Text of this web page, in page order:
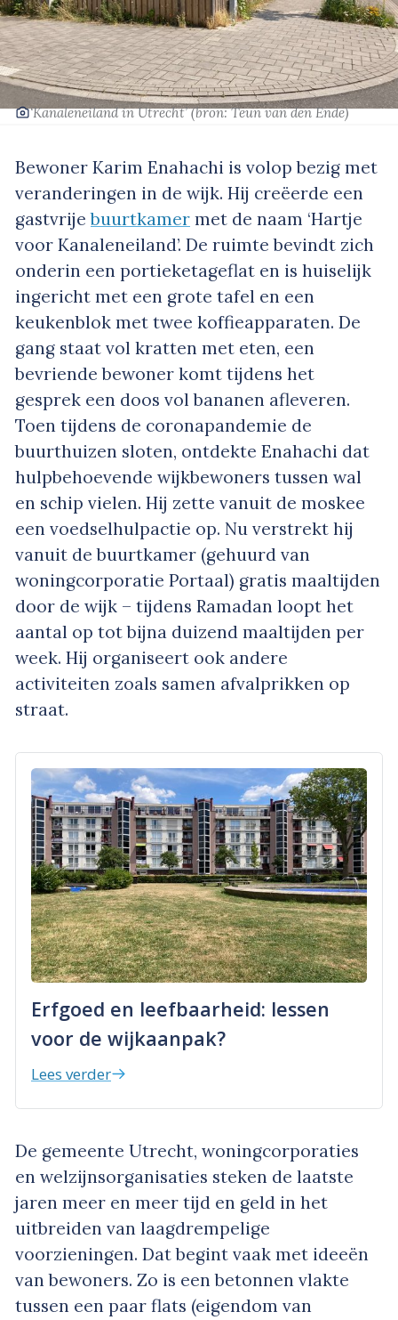
‘Kanaleneiland in Utrecht’(bron: Teun van den Ende)
Bewoner Karim Enahachi is volop bezig met
veranderingen in de wijk. Hij creëerde een
gastvrijebuurtkamer met de naam ‘Hartje
voor Kanaleneiland’. De ruimte bevindt zich
onderin een portieketageflat en is huiselijk
ingericht met een grote tafel en een
keukenblok met twee koffieapparaten. De
gang staat vol kratten met eten, een
bevriende bewoner komt tijdens het
gesprek een doos vol bananen afleveren.
Toen tijdens de coronapandemie de
buurthuizen sloten, ontdekte Enahachi dat
hulpbehoevende wijkbewoners tussen wal
en schip vielen. Hij zette vanuit de moskee
een voedselhulpactie op. Nu verstrekt hij
vanuit de buurtkamer (gehuurd van
woningcorporatie Portaal) gratis maaltijden
door de wijk – tijdens Ramadan loopt het
aantal op tot bijna duizend maaltijden per
week. Hij organiseert ook andere
activiteiten zoals samen afvalprikken op
straat.
Erfgoed en leefbaarheid: lessen
voor de wijkaanpak?
Lees verder
De gemeente Utrecht, woningcorporaties
en welzijnsorganisaties steken de laatste
jaren meer en meer tijd en geld in het
uitbreiden van laagdrempelige
voorzieningen. Dat begint vaak met ideeën
van bewoners. Zo is een betonnen vlakte
tussen een paar flats (eigendom van